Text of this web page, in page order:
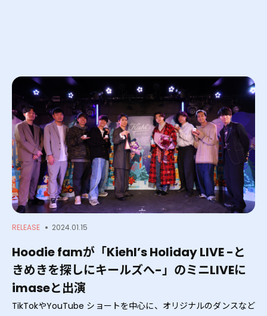
Service
Creators
Works
About
News
Contact
RELEASE 2024.01.15
Hoodie famが「Kiehl’s Holiday LIVE -と
きめきを探しにキールズへ-」のミニLIVEに
imaseと出演
TikTokやYouTube ショートを中心に、オリジナルのダンスなど